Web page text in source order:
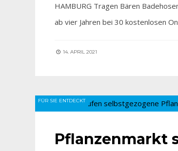
HAMBURG Tragen Bären
ab vier Jahren bei 30 kostenlosen
14. APRIL 2021
FÜR SIE ENTDECKT
Pflanzenmarkt